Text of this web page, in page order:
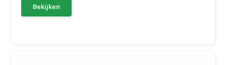
Bekijken